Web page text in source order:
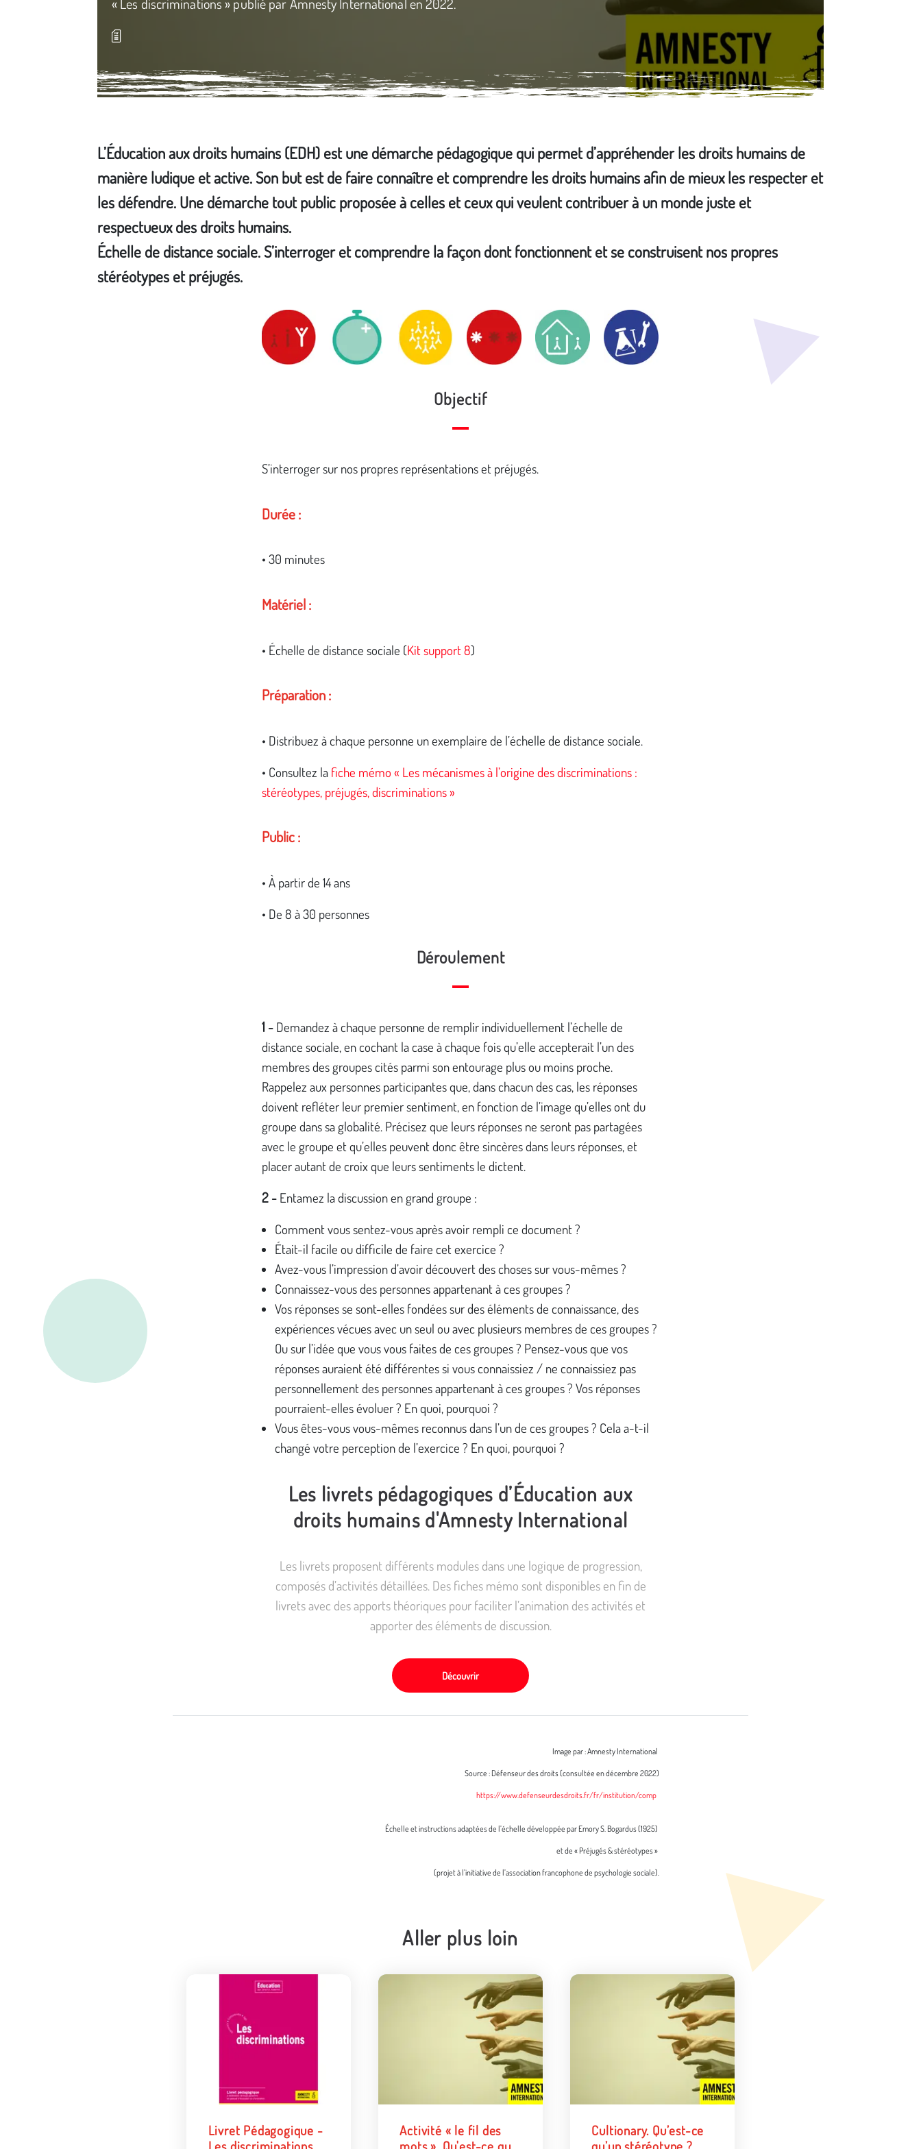
L’Éducation aux droits humains (EDH) est une démarche pédagogique qui permet d’appréhender les droits humains de
manière ludique et active. Son but est de faire connaître et comprendre les droits humains afin de mieux les respecter et
les défendre. Une démarche tout public proposée à celles et ceux qui veulent contribuer à un monde juste et
respectueux des droits humains.
Échelle de distance sociale. S’interroger et comprendre la façon dont fonctionnent et se construisent nos propres
stéréotypes et préjugés.
Objectif
S’interroger sur nos propres représentations et préjugés.
Durée :
• 30 minutes
Matériel :
• Échelle de distance sociale (Kit support 8)
Préparation :
• Distribuez à chaque personne un exemplaire de l’échelle de distance sociale.
• Consultez la fiche mémo « Les mécanismes à l’origine des discriminations :
stéréotypes, préjugés, discriminations »
Public :
• À partir de 14 ans
• De 8 à 30 personnes
Déroulement
1 - Demandez à chaque personne de remplir individuellement l’échelle de
distance sociale, en cochant la case à chaque fois qu’elle accepterait l’un des
membres des groupes cités parmi son entourage plus ou moins proche.
Rappelez aux personnes participantes que, dans chacun des cas, les réponses
doivent refléter leur premier sentiment, en fonction de l’image qu’elles ont du
groupe dans sa globalité. Précisez que leurs réponses ne seront pas partagées
avec le groupe et qu’elles peuvent donc être sincères dans leurs réponses, et
placer autant de croix que leurs sentiments le dictent.
2 - Entamez la discussion en grand groupe :
Comment vous sentez-vous après avoir rempli ce document ?
Était-il facile ou difficile de faire cet exercice ?
Avez-vous l’impression d’avoir découvert des choses sur vous-mêmes ?
Connaissez-vous des personnes appartenant à ces groupes ?
Vos réponses se sont-elles fondées sur des éléments de connaissance, des
expériences vécues avec un seul ou avec plusieurs membres de ces groupes ?
Ou sur l’idée que vous vous faites de ces groupes ? Pensez-vous que vos
réponses auraient été différentes si vous connaissiez / ne connaissiez pas
personnellement des personnes appartenant à ces groupes ? Vos réponses
pourraient-elles évoluer ? En quoi, pourquoi ?
Vous êtes-vous vous-mêmes reconnus dans l’un de ces groupes ? Cela a-t-il
changé votre perception de l’exercice ? En quoi, pourquoi ?
Les livrets pédagogiques d’Éducation aux
droits humains d'Amnesty International
Les livrets proposent différents modules dans une logique de progression,
composés d’activités détaillées. Des fiches mémo sont disponibles en fin de
livrets avec des apports théoriques pour faciliter l’animation des activités et
apporter des éléments de discussion.
Découvrir
Image par : Amnesty International
Source : Défenseur des droits (consultée en décembre 2022)
https://www.defenseurdesdroits.fr/fr/institution/comp
Échelle et instructions adaptées de l’échelle développée par Emory S. Bogardus (1925)
et de « Préjugés & stéréotypes »
(projet à l’initiative de l’association francophone de psychologie sociale).
Aller plus loin
Livret Pédagogique -
Activité « le fil des
Cultionary. Qu’est-ce